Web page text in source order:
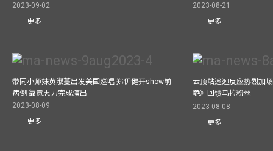
2023-09-02
更多
2023-08-21
更多
带同小师妹黄淑蔓出发美国巡唱 郑伊健开show前
病倒 靠意志力完成演出
2023-08-09
更多
云顶站巡迴反应热烈加
艷》回馈马拉粉丝
2023-08-08
更多